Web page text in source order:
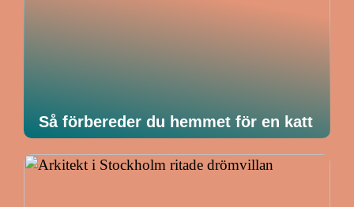
Så förbereder du hemmet för en katt